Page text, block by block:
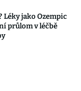
Léky jako Ozempic
průlom v léčbě